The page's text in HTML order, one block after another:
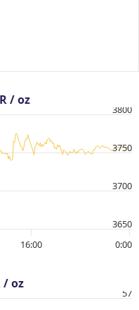
/ oz
16:00 0:00
3650
3700
3750
3800
/ oz
57